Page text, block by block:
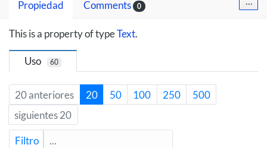
Propiedad Comments 0
This is a property of typeText.
Uso 60
20 anteriores 20 50 100 250
500
siguientes 20
Filtro